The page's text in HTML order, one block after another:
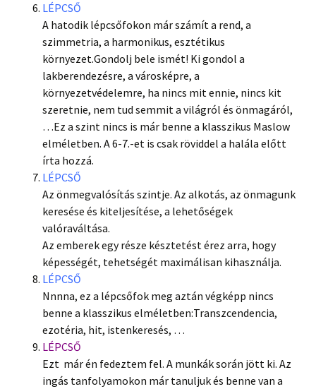
LÉPCSŐ
A hatodik lépcsőfokon már számít a rend, a
szimmetria, a harmonikus, esztétikus
környezet.Gondolj bele ismét! Ki gondol a
lakberendezésre, a városképre, a
környezetvédelemre, ha nincs mit ennie, nincs kit
szeretnie, nem tud semmit a világról és önmagáról,
…Ez a szint nincs is már benne a klasszikus Maslow
elméletben. A 6-7.-et is csak röviddel a halála előtt
írta hozzá.
LÉPCSŐ
Az önmegvalósítás szintje. Az alkotás, az önmagunk
keresése és kiteljesítése, a lehetőségek
valóraváltása.
Az emberek egy része késztetést érez arra, hogy
képességét, tehetségét maximálisan kihasználja.
LÉPCSŐ
Nnnna, ez a lépcsőfok meg aztán végképp nincs
benne a klasszikus elméletben:Transzcendencia,
ezotéria, hit, istenkeresés, …
LÉPCSŐ
Ezt már én fedeztem fel. A munkák során jött ki. Az
ingás tanfolyamokon már tanuljuk és benne van a